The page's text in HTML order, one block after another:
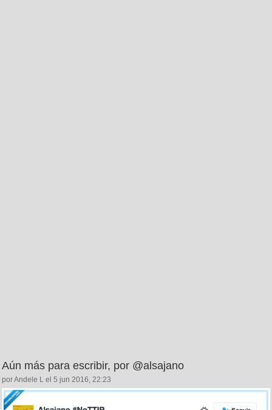
Aún más para escribir, por @alsajano
por Andele L el 5 jun 2016, 22:23